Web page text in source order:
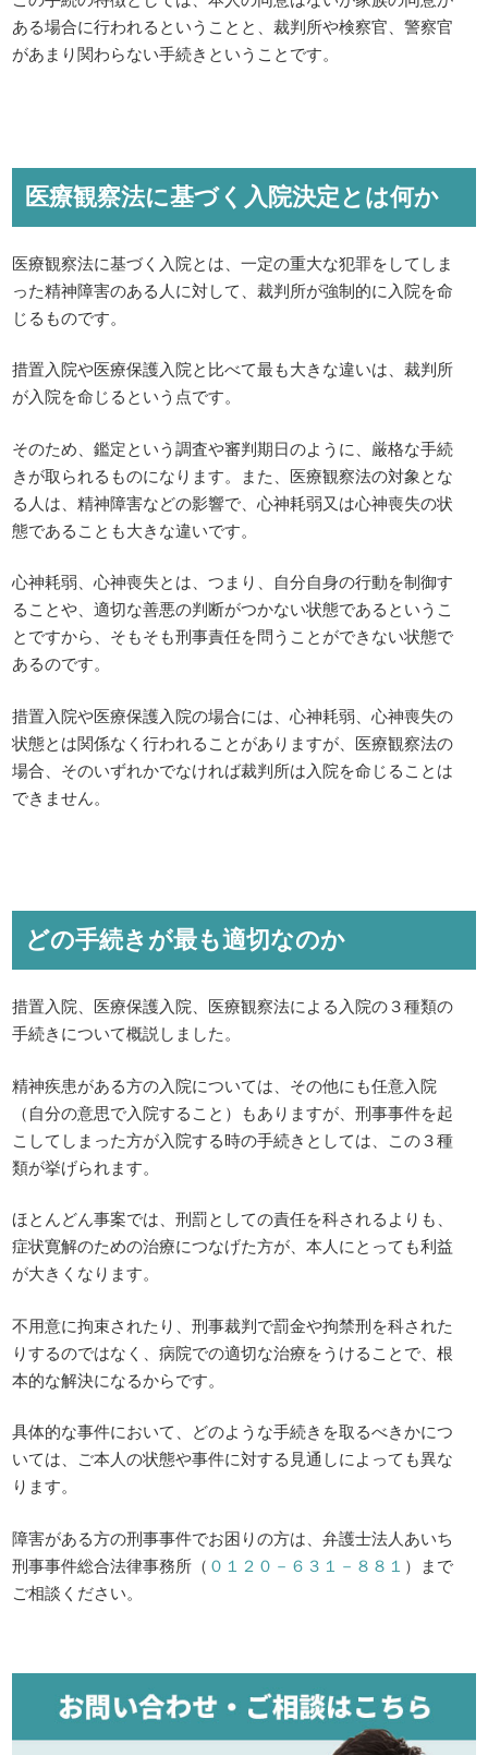
ある場合に行われるということと、裁判所や検察官、警察官
があまり関わらない手続きということです。
医療観察法に基づく入院決定とは何か
医療観察法に基づく入院とは、一定の重大な犯罪をしてしま
った精神障害のある人に対して、裁判所が強制的に入院を命
じるものです。
措置入院や医療保護入院と比べて最も大きな違いは、裁判所
が入院を命じるという点です。
そのため、鑑定という調査や審判期日のように、厳格な手続
きが取られるものになります。また、医療観察法の対象とな
る人は、精神障害などの影響で、心神耗弱又は心神喪失の状
態であることも大きな違いです。
心神耗弱、心神喪失とは、つまり、自分自身の行動を制御す
ることや、適切な善悪の判断がつかない状態であるというこ
とですから、そもそも刑事責任を問うことができない状態で
あるのです。
措置入院や医療保護入院の場合には、心神耗弱、心神喪失の
状態とは関係なく行われることがありますが、医療観察法の
場合、そのいずれかでなければ裁判所は入院を命じることは
できません。
どの手続きが最も適切なのか
措置入院、医療保護入院、医療観察法による入院の３種類の
手続きについて概説しました。
精神疾患がある方の入院については、その他にも任意入院
（自分の意思で入院すること）もありますが、刑事事件を起
こしてしまった方が入院する時の手続きとしては、この３種
類が挙げられます。
ほとんどん事案では、刑罰としての責任を科されるよりも、
症状寛解のための治療につなげた方が、本人にとっても利益
が大きくなります。
不用意に拘束されたり、刑事裁判で罰金や拘禁刑を科された
りするのではなく、病院での適切な治療をうけることで、根
本的な解決になるからです。
具体的な事件において、どのような手続きを取るべきかにつ
いては、ご本人の状態や事件に対する見通しによっても異な
ります。
障害がある方の刑事事件でお困りの方は、弁護士法人あいち
刑事事件総合法律事務所（ ０１２０－６３１－８８１ ）まで
ご相談ください。